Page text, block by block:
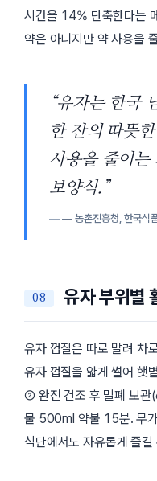
시간을 14% 단축한다는
약은 아니지만 약 사용을
“유자는 한국
한 잔의 따뜻
사용을 줄이는
보양식.”
— 농촌진흥청, 한국식
유자 부위별
유자 껍질은 따로 말려 차
유자 껍질을 얇게 썰어 햇
② 완전 건조 후 밀폐 보
물 500ml 약불 15분. 무
식단에서도 자유롭게 즐길